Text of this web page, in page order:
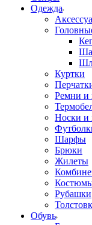
Одежда
Куртки
Ремни и
Носки и
Шарфы
Брюки
Жилеты
Рубашки
Обувь